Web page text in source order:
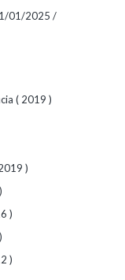
01/2025 /
( 2019 )
)
)
)